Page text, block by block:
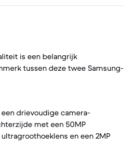
is een belangrijk
tussen deze twee Samsung-
een drievoudige camera-
met een 50MP
en een 2MP